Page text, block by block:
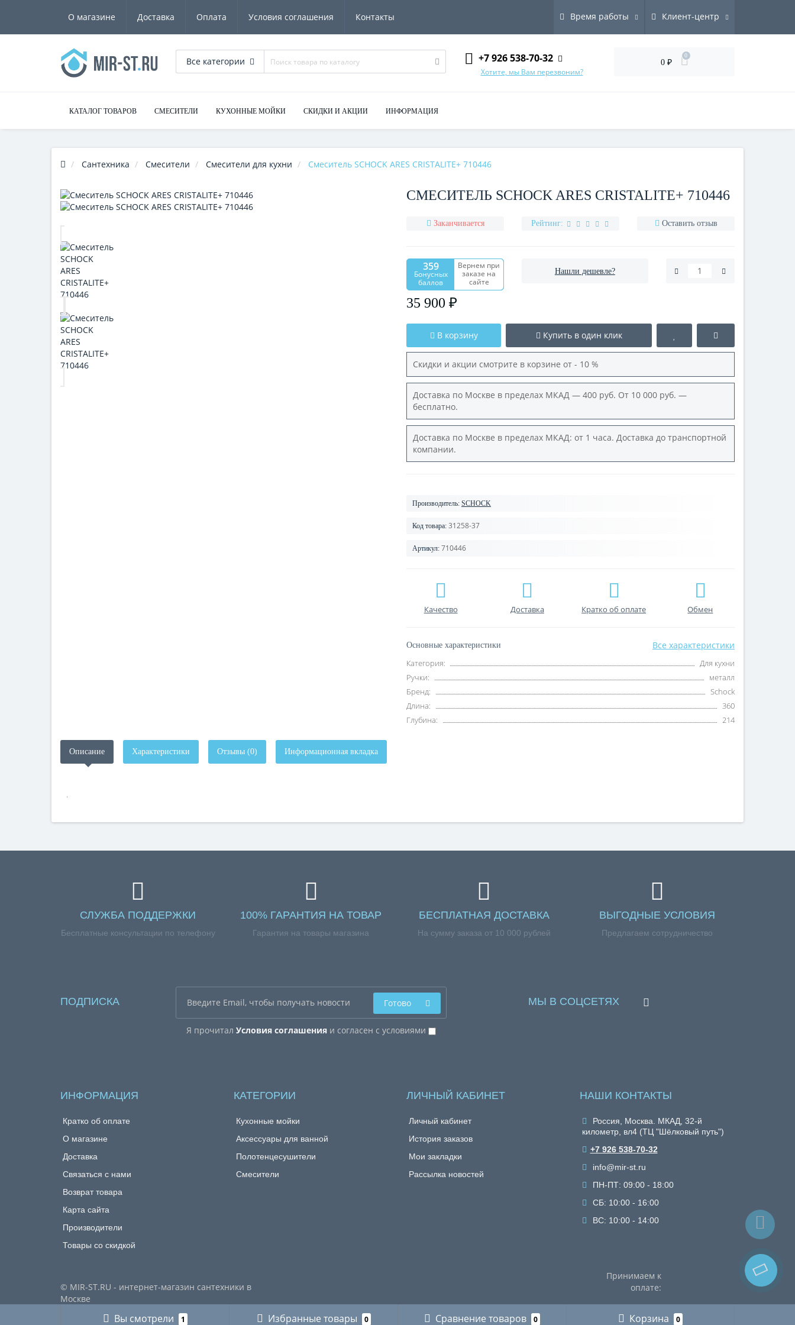
О магазине Доставка Оплата Условия соглашения Контакты Время работы Клиент-центр
Все категории +7 926 538-70-32
Хотите, мы Вам перезвоним?
0 ₽
0
КАТАЛОГ ТОВАРОВ СМЕСИТЕЛИ КУХОННЫЕ МОЙКИ СКИДКИ И АКЦИИ ИНФОРМАЦИЯ
Сантехника Смесители Смесители для кухни Смеситель SCHOCK ARES CRISTALITE+ 710446
СМЕСИТЕЛЬ SCHOCK ARES CRISTALITE+ 710446
Заканчивается Рейтинг: Оставить отзыв
359
Бонусных
баллов
Вернем при
заказе на
сайте
35 900 ₽
Нашли дешевле?
В корзину Купить в один клик
Скидки и акции смотрите в корзине от - 10 %
Доставка по Москве в пределах МКАД — 400 руб. От 10 000 руб. —
бесплатно.
Доставка по Москве в пределах МКАД: от 1 часа. Доставка до транспортной
компании.
Производитель: SCHOCK
Код товара: 31258-37
Артикул: 710446
Качество Доставка Кратко об оплате Обмен
Основные характеристики Все характеристики
Категория:
Для кухни
Ручки:
металл
Бренд:
Schock
Длина:
360
Глубина:
214
Описание Характеристики Отзывы (0) Информационная вкладка
.
СЛУЖБА ПОДДЕРЖКИ
Бесплатные консультации по телефону
100% ГАРАНТИЯ НА ТОВАР
Гарантия на товары магазина
БЕСПЛАТНАЯ ДОСТАВКА
На сумму заказа от 10 000 рублей
ВЫГОДНЫЕ УСЛОВИЯ
Предлагаем сотрудничество
ПОДПИСКА
Я прочитал Условия соглашенияи согласен с условиями
Готово МЫ В СОЦСЕТЯХ
ИНФОРМАЦИЯ
Кратко об оплате
О магазине
Доставка
Связаться с нами
Возврат товара
Карта сайта
Производители
Товары со скидкой
КАТЕГОРИИ
Кухонные мойки
Аксессуары для ванной
Полотенцесушители
Смесители
ЛИЧНЫЙ КАБИНЕТ
Личный кабинет
История заказов
Мои закладки
Рассылка новостей
НАШИ КОНТАКТЫ
Россия, Москва. МКАД, 32-й
километр, вл4 (ТЦ "Шёлковый путь")
+7 926 538-70-32
info@mir-st.ru
ПН-ПТ: 09:00 - 18:00
СБ: 10:00 - 16:00
ВС: 10:00 - 14:00
© MIR-ST.RU - интернет-магазин сантехники в
Москве
Принимаем к
оплате:
Вы смотрели 1 Избранные товары 0 Сравнение товаров 0 Корзина 0